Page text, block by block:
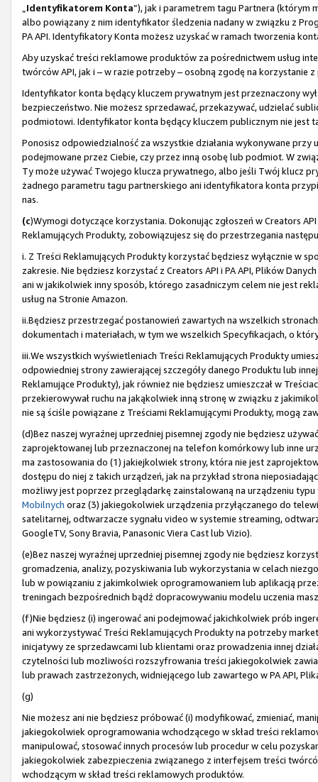
Identyfikatorem Konta”), jak i parametrem tagu Partnera (którym
albo powiązany z nim identyfikator śledzenia nadany w związku z
PA API. Identyfikatory Konta możesz uzyskać w ramach tworzenia
Aby uzyskać treści reklamowe produktów za pośrednictwem usług
twórców API, jak i – w razie potrzeby – osobną zgodę na korzystanie z
Identyfikator konta będący kluczem prywatnym jest przeznaczony
bezpieczeństwo. Nie możesz sprzedawać, przekazywać, udzielać
podmiotowi. Identyfikator konta będący kluczem publicznym nie jest
Ponosisz odpowiedzialność za wszystkie działania wykonywane
podejmowane przez Ciebie, czy przez inną osobę lub podmiot. W
Ty może używać Twojego klucza prywatnego, albo jeśli Twój klucz
żadnego parametru tagu partnerskiego ani identyfikatora konta
nas.
(c)Wymogi dotyczące korzystania. Dokonując zgłoszeń w Creators
Reklamujących Produkty, zobowiązujesz się do przestrzegania
i. Z Treści Reklamujących Produkty korzystać będziesz wyłącznie w
zakresie. Nie będziesz korzystać z Creators API i PA API, Plików
ani w jakikolwiek inny sposób, którego zasadniczym celem nie jest
usług na Stronie Amazon.
ii.Będziesz przestrzegać postanowień zawartych na wszelkich
dokumentach i materiałach, w tym we wszelkich Specyfikacjach, o
iii.We wszystkich wyświetleniach Treści Reklamujących Produkty
odpowiedniej strony zawierającej szczegóły danego Produktu lub
Reklamujące Produkty), jak również nie będziesz umieszczał w
przekierowywał ruchu na jakąkolwiek inną stronę w związku z
nie są ściśle powiązane z Treściami Reklamującymi Produkty, mogą
(d)Bez naszej wyraźnej uprzedniej pisemnej zgody nie będziesz
zaprojektowanej lub przeznaczonej na telefon komórkowy lub inne
ma zastosowania do (1) jakiejkolwiek strony, która nie jest
dostępu do niej z takich urządzeń, jak na przykład strona
możliwy jest poprzez przeglądarkę zainstalowaną na urządzeniu
Mobilnych oraz (3) jakiegokolwiek urządzenia przyłączanego do
satelitarnej, odtwarzacze sygnału video w systemie streaming,
GoogleTV, Sony Bravia, Panasonic Viera Cast lub Vizio).
(e)Bez naszej wyraźnej uprzedniej pisemnej zgody nie będziesz
gromadzenia, analizy, pozyskiwania lub wykorzystania w celach
lub w powiązaniu z jakimkolwiek oprogramowaniem lub aplikacją
treningach bezpośrednich bądź dopracowywaniu modelu uczenia
(f)Nie będziesz (i) ingerować ani podejmować jakichkolwiek prób
ani wykorzystywać Treści Reklamujących Produkty na potrzeby
inicjatywy ze sprzedawcami lub klientami oraz prowadzenia innej
czytelności lub możliwości rozszyfrowania treści jakiegokolwiek
lub prawach zastrzeżonych, widniejącego lub zawartego w PA API,
(g)
Nie możesz ani nie będziesz próbować (i) modyfikować, zmieniać,
jakiegokolwiek oprogramowania wchodzącego w skład treści
manipulować, stosować innych procesów lub procedur w celu
jakiegokolwiek zabezpieczenia związanego z interfejsem treści
wchodzącym w skład treści reklamowych produktów.